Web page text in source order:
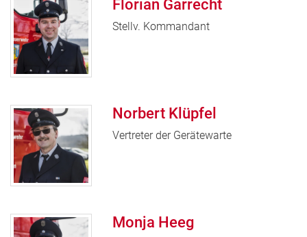
Florian Garrecht
Stellv. Kommandant
Norbert Klüpfel
Vertreter der Gerätewarte
Monja Heeg